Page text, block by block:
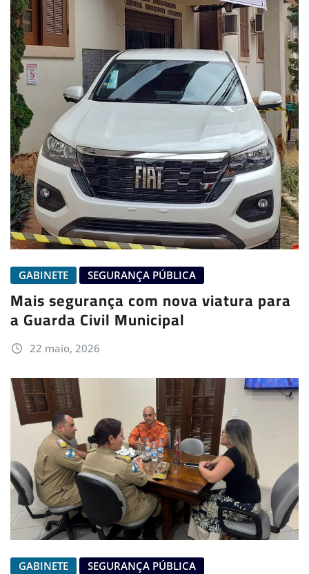
GABINETE SEGURANÇA PÚBLICA
Mais segurança com nova viatura para
a Guarda Civil Municipal
22 maio, 2026
GABINETE SEGURANÇA PÚBLICA